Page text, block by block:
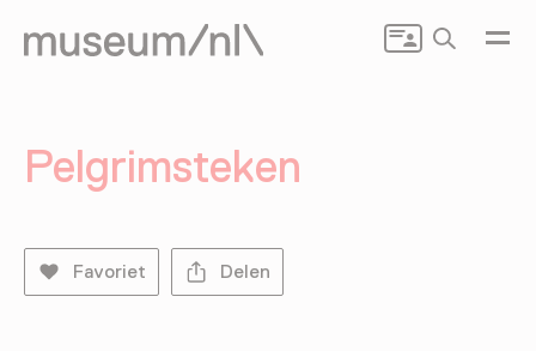
Zoeken
Pelgrimsteken
Favoriet Delen